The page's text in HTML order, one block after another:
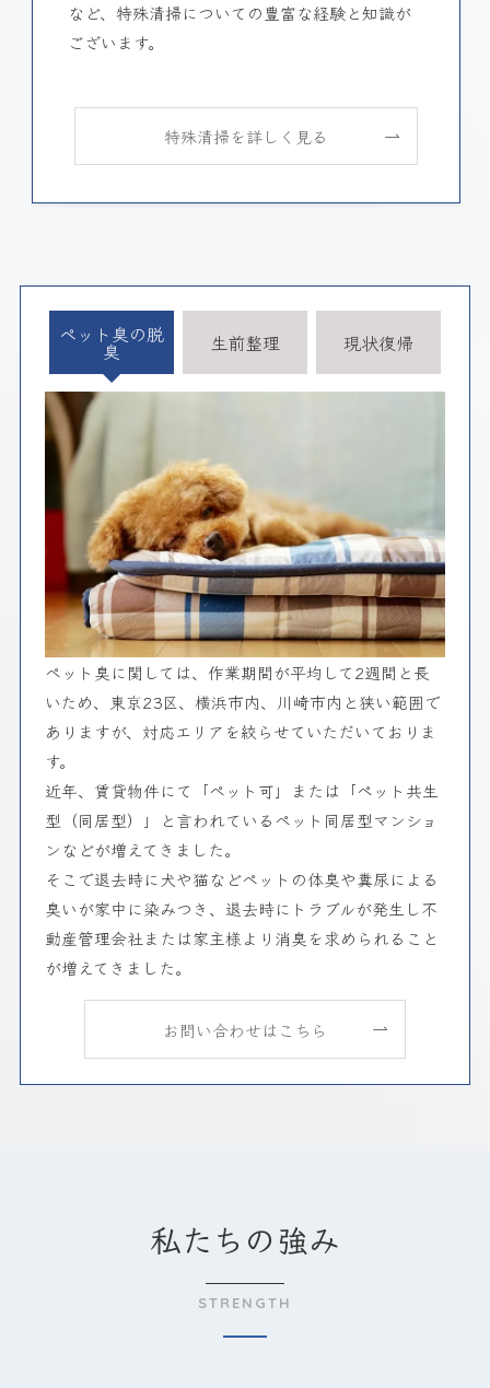
など、特殊清掃についての豊富な経験と知識が
ございます。
特殊清掃を詳しく見る
ペット臭の脱
臭 生前整理 現状復帰
ペット臭に関しては、作業期間が平均して2週間と長
いため、東京23区、横浜市内、川崎市内と狭い範囲で
ありますが、対応エリアを絞らせていただいておりま
す。
近年、賃貸物件にて「ペット可」または「ペット共生
型（同居型）」と言われているペット同居型マンショ
ンなどが増えてきました。
そこで退去時に犬や猫などペットの体臭や糞尿による
臭いが家中に染みつき、退去時にトラブルが発生し不
動産管理会社または家主様より消臭を求められること
が増えてきました。
お問い合わせはこちら
私たちの強み
STRENGTH